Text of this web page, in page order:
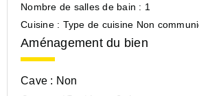
Nombre de salles de bain : 1
Cuisine : Type de cuisine Non
Aménagement du bien
Cave : Non